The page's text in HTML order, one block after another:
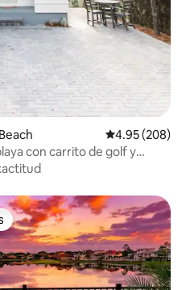
Calificación
4.95 (208)
con carrito de golf y